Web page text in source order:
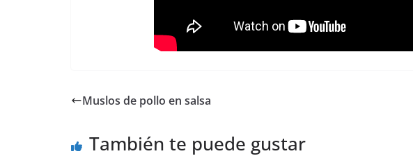
Muslos de pollo en salsa
También te puede gustar